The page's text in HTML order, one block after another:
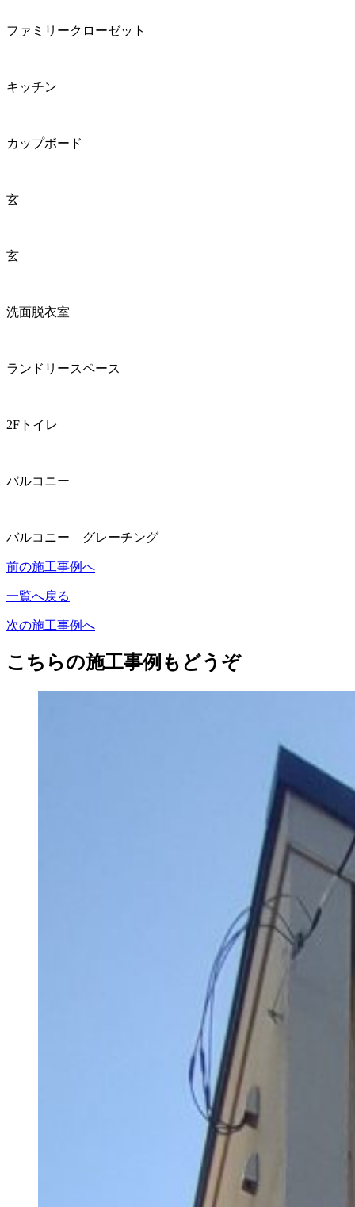
ファミリークローゼット
キッチン
カップボード
玄
玄
洗面脱衣室
ランドリースペース
2Fトイレ
バルコニー
バルコニー グレーチング
前の施工事例へ
一覧へ戻る
次の施工事例へ
こちらの施工事例もどうぞ